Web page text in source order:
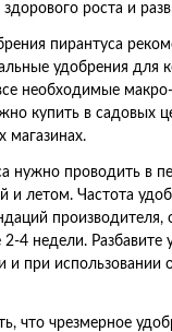
роста и
пирантуса
удобрения для
необходимые
купить в садовых
магазинах.
нужно проводить в
и летом. Частота
производителя,
4 недели. Разбавите
и при использовании
что чрезмерное